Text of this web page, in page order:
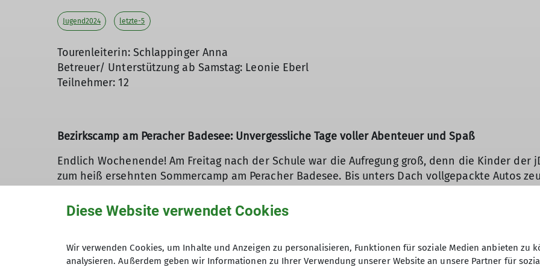
Jugend2024 letzte-5
Tourenleiterin: Schlappinger Anna
Betreuer/ Unterstützung ab Samstag: Leonie Eberl
Teilnehmer: 12
Bezirkscamp am Peracher Badesee: Unvergessliche Tage voller Abenteuer und Spaß
Endlich Wochenende! Am Freitag nach der Schule war die Aufregung groß, denn die Kinder der
zum heiß ersehnten Sommercamp am Peracher Badesee. Bis unters Dach vollgepackte Autos
Am Zeltplatz angekommen, wurde schnell klar: Hier erwartet die Kids etwas ganz Besonderes.
Das Programm bot alles, was das Herz begehrt: Spannende Großgruppenspiele sorgten für viel
direkt gegenüberliegende Badesee bei sommerlich heißem Wetter die perfekte Abkühlung
Diese Website verwendet Cookies
Wir verwenden Cookies, um Inhalte und Anzeigen zu personalisieren, Funktionen für soziale Medien anbieten zu
analysieren. Außerdem geben wir Informationen zu Ihrer Verwendung unserer Website an unsere Partner für